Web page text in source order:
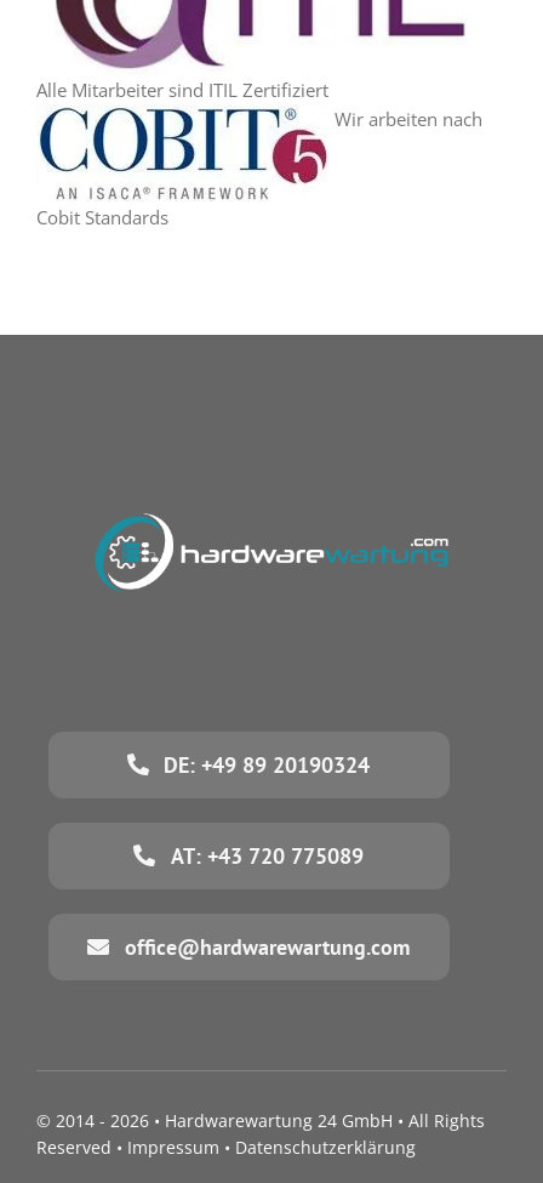
Alle Mitarbeiter sind ITIL Zertifiziert
Wir arbeiten nach
Cobit Standards
DE: +49 89 20190324
AT: +43 720 775089
office@hardwarewartung.com
© 2014 - 2026 • Hardwarewartung 24 GmbH • All Rights
Reserved • Impressum • Datenschutzerklärung